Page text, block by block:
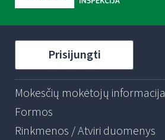
Prisijungti
Mokesčių mokėtojų informacija
Formos
Rinkmenos / Atviri duomenys